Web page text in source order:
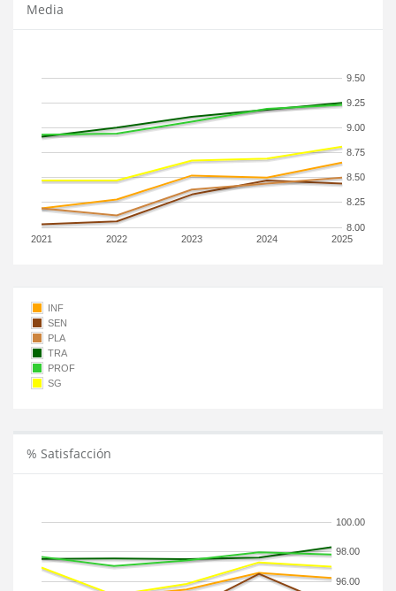
Media
2021 2022 2023 2024 2025
8.00
8.25
8.50
8.75
9.00
9.25
9.50
INF
SEN
PLA
TRA
PROF
SG
% Satisfacción
96.00
98.00
100.00